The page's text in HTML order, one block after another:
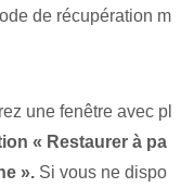
de récupération m
une fenêtre avec pl
« Restaurer à pa
». Si vous ne dispo